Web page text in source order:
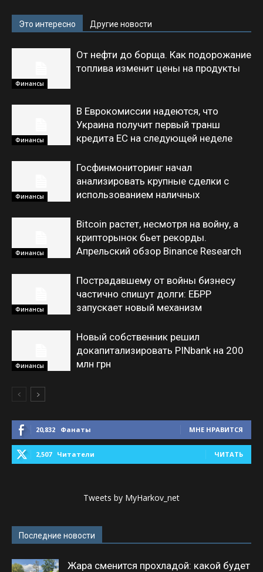
Это интересно Другие новости
Финансы
От нефти до борща. Как подорожание
топлива изменит цены на продукты
Финансы
В Еврокомиссии надеются, что
Украина получит первый транш
кредита ЕС на следующей неделе
Финансы
Госфинмониторинг начал
анализировать крупные сделки с
использованием наличных
Финансы
Bitcoin растет, несмотря на войну, а
крипторынок бьет рекорды.
Апрельский обзор Binance Research
Финансы
Пострадавшему от войны бизнесу
частично спишут долги: ЕБРР
запускает новый механизм
Финансы
Новый собственник решил
докапитализировать PINbank на 200
млн грн
20,832 Фанаты МНЕ НРАВИТСЯ
2,507 Читатели ЧИТАТЬ
Tweets by MyHarkov_net
Последние новости
Жара сменится прохладой: какой будет